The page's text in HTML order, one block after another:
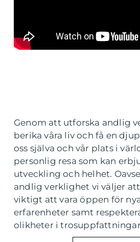
Genom att utforska andlig
berika våra liv och få en
oss själva och vår plats i
personlig resa som kan
utveckling och helhet.
andlig verklighet vi väljer
viktigt att vara öppen för
erfarenheter samt
olikheter i